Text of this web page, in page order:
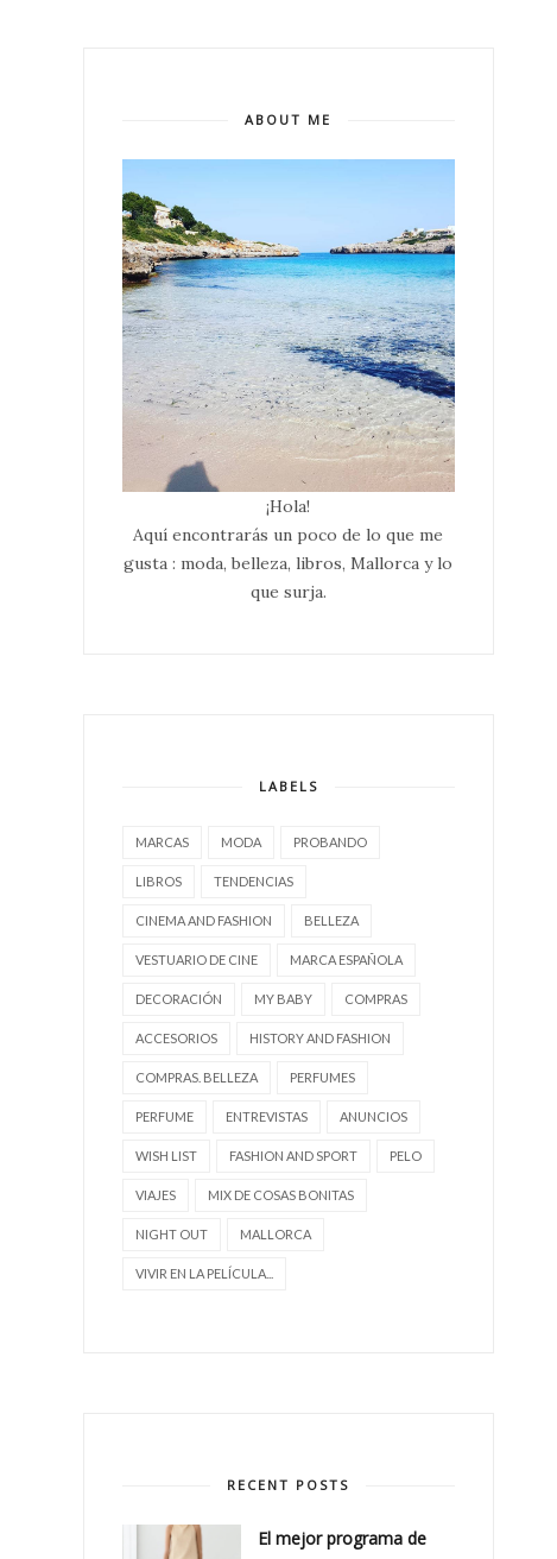
ABOUT ME
¡Hola!
Aquí encontrarás un poco de lo que me
gusta : moda, belleza, libros, Mallorca y lo
que surja.
LABELS
MARCAS MODA PROBANDO
LIBROS TENDENCIAS
CINEMA AND FASHION BELLEZA
VESTUARIO DE CINE MARCA ESPAÑOLA
DECORACIÓN MY BABY COMPRAS
ACCESORIOS HISTORY AND FASHION
COMPRAS. BELLEZA PERFUMES
PERFUME ENTREVISTAS ANUNCIOS
WISH LIST FASHION AND SPORT PELO
VIAJES MIX DE COSAS BONITAS
NIGHT OUT MALLORCA
VIVIR EN LA PELÍCULA...
RECENT POSTS
El mejor programa de